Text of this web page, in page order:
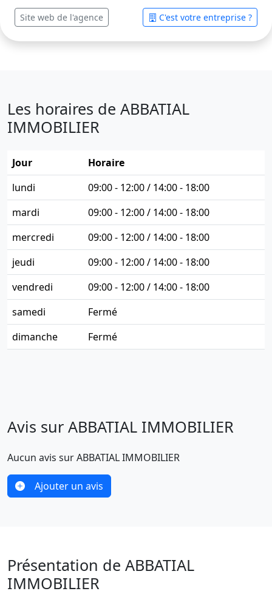
Site web de l'agence C'est votre entreprise ?
Les horaires de ABBATIAL
IMMOBILIER
Jour
Horaire
lundi
09:00 - 12:00 / 14:00 - 18:00
mardi
09:00 - 12:00 / 14:00 - 18:00
mercredi
09:00 - 12:00 / 14:00 - 18:00
jeudi
09:00 - 12:00 / 14:00 - 18:00
vendredi
09:00 - 12:00 / 14:00 - 18:00
samedi
Fermé
dimanche
Fermé
Avis sur ABBATIAL IMMOBILIER
Aucun avis sur ABBATIAL IMMOBILIER
Ajouter un avis
Présentation de ABBATIAL
IMMOBILIER